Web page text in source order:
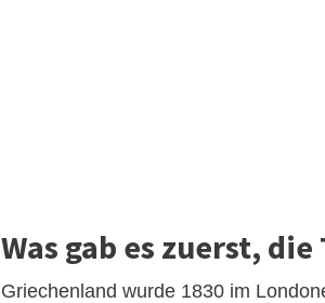
Was gab es zuerst,
Griechenland wurde 1830 im